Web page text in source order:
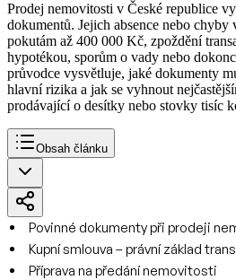
Prodej nemovitosti v České republice
dokumentů. Jejich absence nebo chyby
pokutám až 400 000 Kč, zpoždění
hypotékou, sporům o vady nebo
průvodce vysvětluje, jaké dokumenty
hlavní rizika a jak se vyhnout
prodávající o desítky nebo stovky tisíc
Obsah článku
Povinné dokumenty při prodeji
Kupní smlouva – právní základ
Příprava na předání nemovitosti